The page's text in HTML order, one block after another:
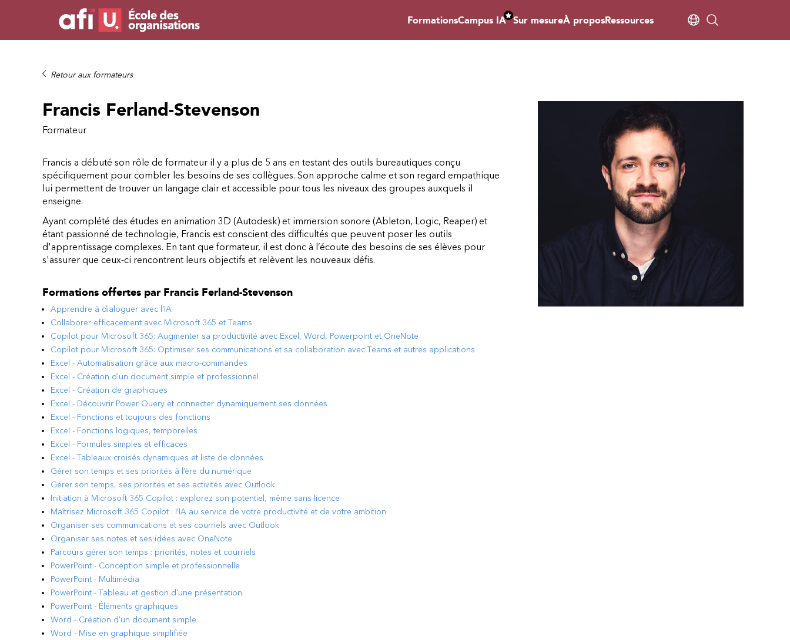
FormationsCampus IA Sur mesureÀ proposRessources
Retour aux formateurs
Francis Ferland-Stevenson
Formateur
Francis a débuté son rôle de formateur il y a plus de 5 ans en testant des outils bureautiques conçu
spécifiquement pour combler les besoins de ses collègues. Son approche calme et son regard empathique
lui permettent de trouver un langage clair et accessible pour tous les niveaux des groupes auxquels il
enseigne.
Ayant complété des études en animation 3D (Autodesk) et immersion sonore (Ableton, Logic, Reaper) et
étant passionné de technologie, Francis est conscient des difficultés que peuvent poser les outils
d'apprentissage complexes. En tant que formateur, il est donc à l’écoute des besoins de ses élèves pour
s'assurer que ceux-ci rencontrent leurs objectifs et relèvent les nouveaux défis.
Formations offertes par Francis Ferland-Stevenson
Apprendre à dialoguer avec l’IA
Collaborer efficacement avec Microsoft 365 et Teams
Copilot pour Microsoft 365: Augmenter sa productivité avec Excel, Word, Powerpoint et OneNote
Copilot pour Microsoft 365: Optimiser ses communications et sa collaboration avec Teams et autres applications
Excel - Automatisation grâce aux macro-commandes
Excel - Création d'un document simple et professionnel
Excel - Création de graphiques
Excel - Découvrir Power Query et connecter dynamiquement ses données
Excel - Fonctions et toujours des fonctions
Excel - Fonctions logiques, temporelles
Excel - Formules simples et efficaces
Excel - Tableaux croisés dynamiques et liste de données
Gérer son temps et ses priorités à l’ère du numérique
Gérer son temps, ses priorités et ses activités avec Outlook
Initiation à Microsoft 365 Copilot : explorez son potentiel, même sans licence
Maîtrisez Microsoft 365 Copilot : l’IA au service de votre productivité et de votre ambition
Organiser ses communications et ses courriels avec Outlook
Organiser ses notes et ses idées avec OneNote
Parcours gérer son temps : priorités, notes et courriels
PowerPoint - Conception simple et professionnelle
PowerPoint - Multimédia
PowerPoint - Tableau et gestion d'une présentation
PowerPoint - Éléments graphiques
Word - Création d'un document simple
Word - Mise en graphique simplifiée